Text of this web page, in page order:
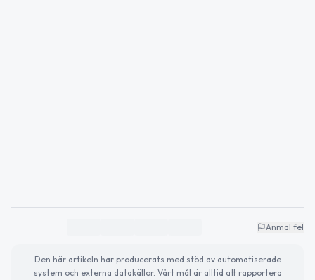
Anmäl fel
Den här artikeln har producerats med stöd av automatiserade
system och externa datakällor. Vårt mål är alltid att rapportera